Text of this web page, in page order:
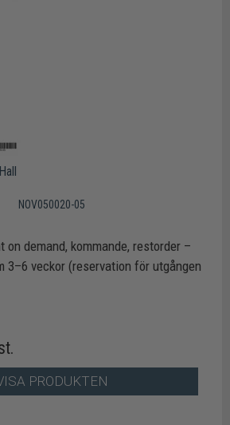
NOV050020-05
on demand, kommande, restorder –
3–6 veckor (reservation för utgången
PRODUKTEN